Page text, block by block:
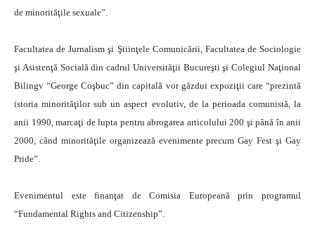
de minorităţile sexuale”.
Facultatea de Jurnalism şi Ştiinţele Comunicării, Facultatea de Sociologie
şi Asistenţă Socială din cadrul Universităţii Bucureşti şi Colegiul Naţional
Bilingv “George Coşbuc” din capitală vor găzdui expoziţii care “prezintă
istoria minorităţilor sub un aspect evolutiv, de la perioada comunistă, la
anii 1990, marcaţi de lupta pentru abrogarea articolului 200 şi până în anii
2000, când minorităţile organizează evenimente precum Gay Fest şi Gay
Pride”.
Evenimentul este finanţat de Comisia Europeană prin programul
“Fundamental Rights and Citizenship”.